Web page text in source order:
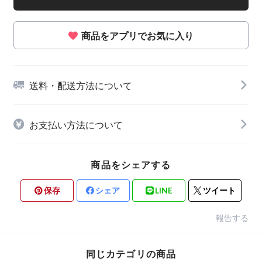
商品をアプリでお気に入り
送料・配送方法について
お支払い方法について
商品をシェアする
保存 シェア LINE ツイート
報告する
同じカテゴリの商品